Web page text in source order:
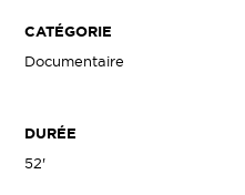
CATÉGORIE
Documentaire
DURÉE
52'